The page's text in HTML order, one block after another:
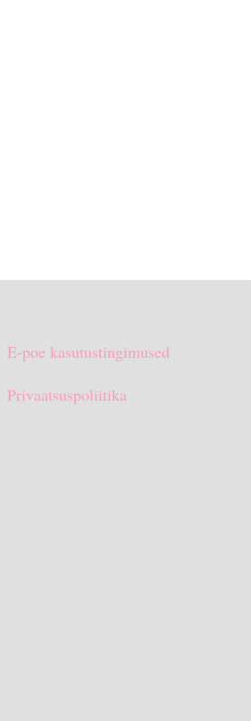
E-poe kasutustingimused
Privaatsuspoliitika